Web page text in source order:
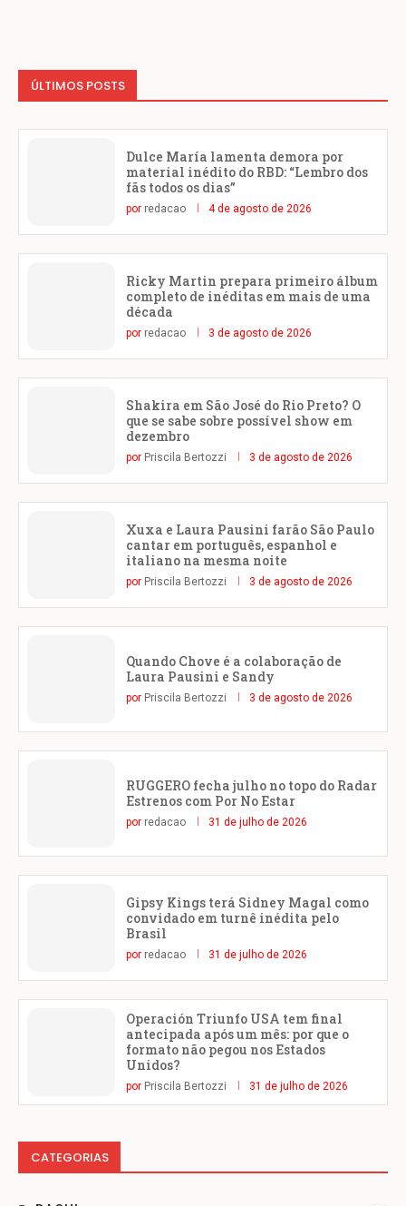
ÚLTIMOS POSTS
Dulce María lamenta demora por
material inédito do RBD: “Lembro dos
fãs todos os dias”
por redacao 4 de agosto de 2026
Ricky Martin prepara primeiro álbum
completo de inéditas em mais de uma
década
por redacao 3 de agosto de 2026
Shakira em São José do Rio Preto? O
que se sabe sobre possível show em
dezembro
por Priscila Bertozzi 3 de agosto de 2026
Xuxa e Laura Pausini farão São Paulo
cantar em português, espanhol e
italiano na mesma noite
por Priscila Bertozzi 3 de agosto de 2026
Quando Chove é a colaboração de
Laura Pausini e Sandy
por Priscila Bertozzi 3 de agosto de 2026
RUGGERO fecha julho no topo do Radar
Estrenos com Por No Estar
por redacao 31 de julho de 2026
Gipsy Kings terá Sidney Magal como
convidado em turnê inédita pelo
Brasil
por redacao 31 de julho de 2026
Operación Triunfo USA tem final
antecipada após um mês: por que o
formato não pegou nos Estados
Unidos?
por Priscila Bertozzi 31 de julho de 2026
CATEGORIAS